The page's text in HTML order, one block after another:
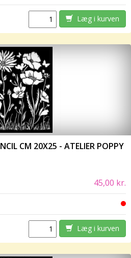
Læg i kurven
CM 20X25 - ATELIER POPPY
45,00 kr.
Læg i kurven